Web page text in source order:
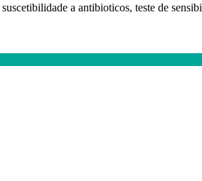
suscetibilidade a antibioticos, teste de